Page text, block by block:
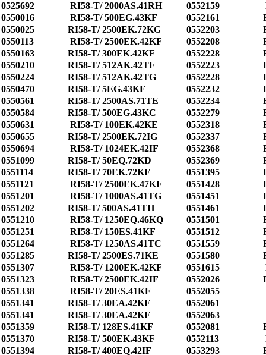
0525692
RI58-T/ 2000AS.41RH 0552159
0550016
RI58-T/ 500EG.43KF 0552161
0550025
RI58-T/ 2500EK.72KG 0552203
0550113
RI58-T/ 2500EK.42KF 0552208
0550163
RI58-T/ 300EK.42KF 0552228
0550210
RI58-T/ 512AK.42TF 0552223
0550224
RI58-T/ 512AK.42TG 0552228
0550470
RI58-T/ 5EG.43KF 0552232
0550561
RI58-T/ 2500AS.71TE 0552234
0550584
RI58-T/ 500EG.43KC 0552279
0550631
RI58-T/ 100EK.42KE 0552318
0550655
RI58-T/ 2500EK.72IG 0552337
0550694
RI58-T/ 1024EK.42IF 0552368
0551099
RI58-T/ 50EQ.72KD 0552369
0551114
RI58-T/ 70EK.72KF 0551395
0551121
RI58-T/ 2500EK.47KF 0551428
0551201
RI58-T/ 1000AS.41TG 0551451
0551202
RI58-T/ 500AS.41TH 0551461
0551210
RI58-T/ 1250EQ.46KQ 0551501
0551251
RI58-T/ 150ES.41KF 0551512
0551264
RI58-T/ 1250AS.41TC 0551559
0551285
RI58-T/ 2500ES.71KE 0551580
0551307
RI58-T/ 1200EK.42KF 0551615
0551323
RI58-T/ 2500EK.42IF 0552026
0551338
RI58-T/ 20ES.41KF 0552055
0551341
RI58-T/ 30EA.42KF 0552061
0551341
RI58-T/ 30EA.42KF 0552063
0551359
RI58-T/ 128ES.41KF 0552081
0551370
RI58-T/ 500EK.43KF 0552113
0551394
RI58-T/ 400EQ.42IF 0553293